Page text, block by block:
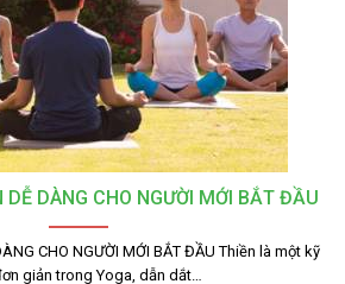
DỄ DÀNG CHO NGƯỜI MỚI BẮT ĐẦU
CHO NGƯỜI MỚI BẮT ĐẦU Thiền là một kỹ
giản trong Yoga, dẫn dắt…